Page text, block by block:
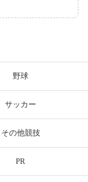
野球
サッカー
その他競技
PR